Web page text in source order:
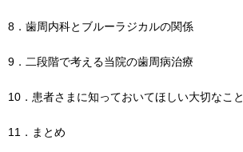
8．歯周内科とブルーラジカルの関係
9．二段階で考える当院の歯周病治療
10．患者さまに知っておいてほしい大切なこと
11．まとめ